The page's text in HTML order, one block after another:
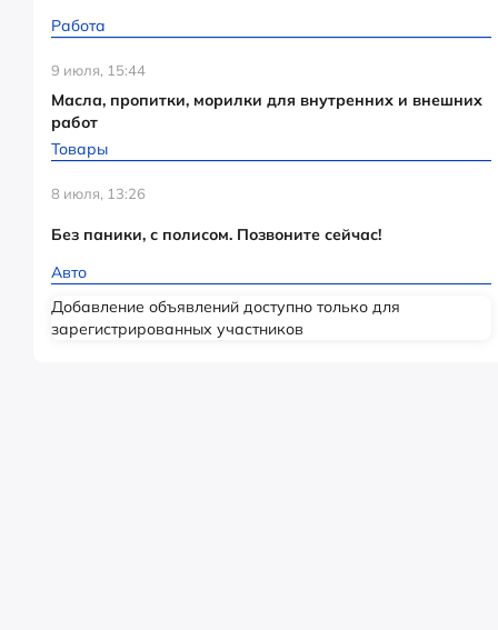
Работа
9 июля, 15:44
Масла, пропитки, морилки для внутренних и внешних
работ
Товары
8 июля, 13:26
Без паники, с полисом. Позвоните сейчас!
Авто
Добавление объявлений доступно только для
зарегистрированных участников